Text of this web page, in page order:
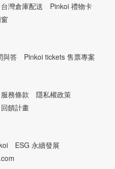
灣倉庫配送
Pinkoi 禮物卡
與答 Pinkoi tickets 售票專案
服務條款
隱私權政策
饋計畫
ESG 永續發展